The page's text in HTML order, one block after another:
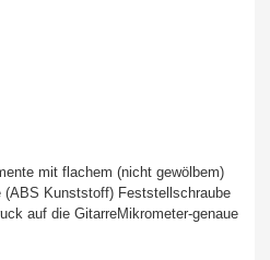
mit flachem (nicht gewölbem)
Kunststoff) Feststellschraube
auf die GitarreMikrometer-genaue